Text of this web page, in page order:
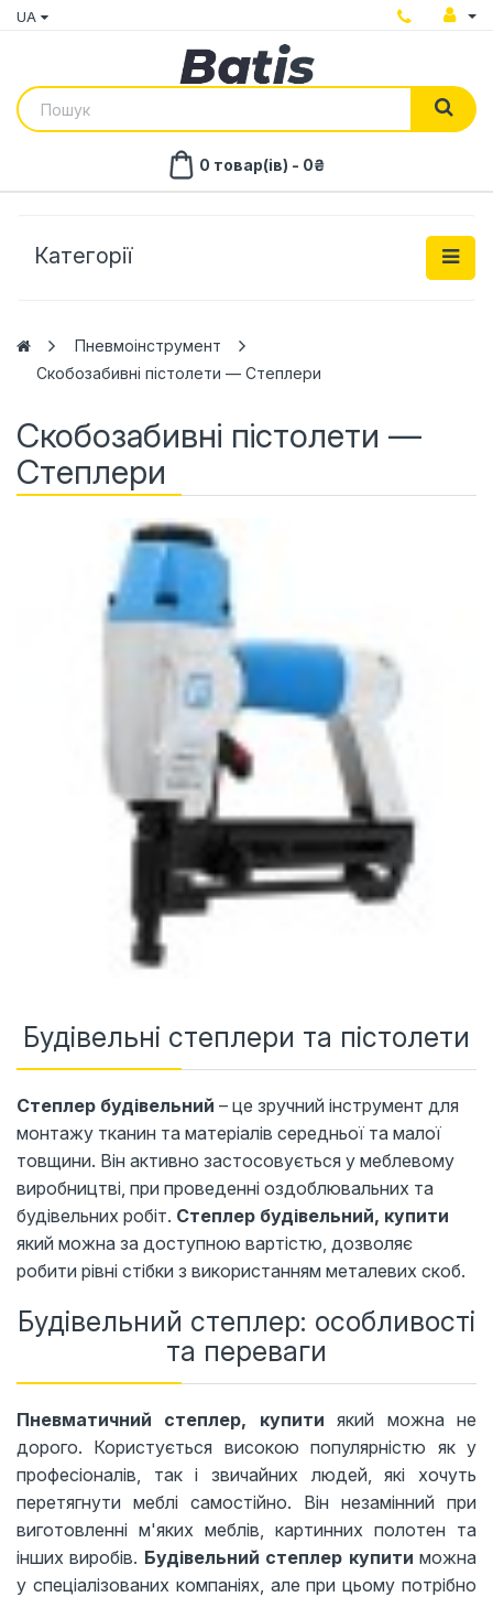
UA
0 товар(ів) - 0₴
Категорії
Пневмоінструмент
Скобозабивні пістолети — Степлери
Скобозабивні пістолети —
Степлери
Будівельні степлери та пістолети
Степлер будівельний – це зручний інструмент для
монтажу тканин та матеріалів середньої та малої
товщини. Він активно застосовується у меблевому
виробництві, при проведенні оздоблювальних та
будівельних робіт. Степлер будівельний, купити
який можна за доступною вартістю, дозволяє
робити рівні стібки з використанням металевих скоб.
Будівельний степлер: особливості
та переваги
Пневматичний степлер, купитиякий можна не
дорого. Користується високою популярністю як у
професіоналів, так і звичайних людей, які хочуть
перетягнути меблі самостійно. Він незамінний при
виготовленні м'яких меблів, картинних полотен та
інших виробів. Будівельний степлер купити можна
у спеціалізованих компаніях, але при цьому потрібно